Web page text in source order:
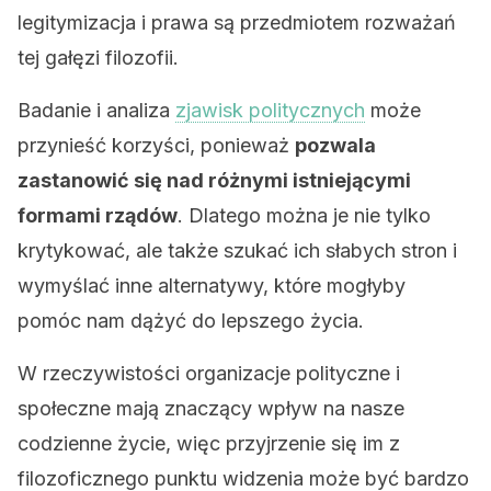
legitymizacja i prawa są przedmiotem rozważań
tej gałęzi filozofii.
Badanie i analiza zjawisk politycznych może
przynieść korzyści, ponieważ pozwala
zastanowić się nad różnymi istniejącymi
formami rządów. Dlatego można je nie tylko
krytykować, ale także szukać ich słabych stron i
wymyślać inne alternatywy, które mogłyby
pomóc nam dążyć do lepszego życia.
W rzeczywistości organizacje polityczne i
społeczne mają znaczący wpływ na nasze
codzienne życie, więc przyjrzenie się im z
filozoficznego punktu widzenia może być bardzo